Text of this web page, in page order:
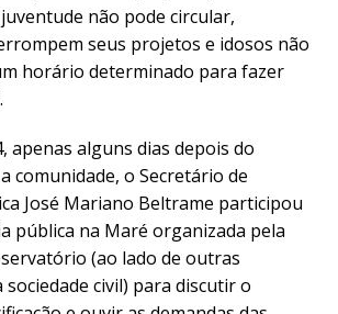
não pode circular,
seus projetos e idosos não
horário determinado para fazer
apenas alguns dias depois do
comunidade, o Secretário de
José Mariano Beltrame participou
pública na Maré organizada pela
(ao lado de outras
civil) para discutir o